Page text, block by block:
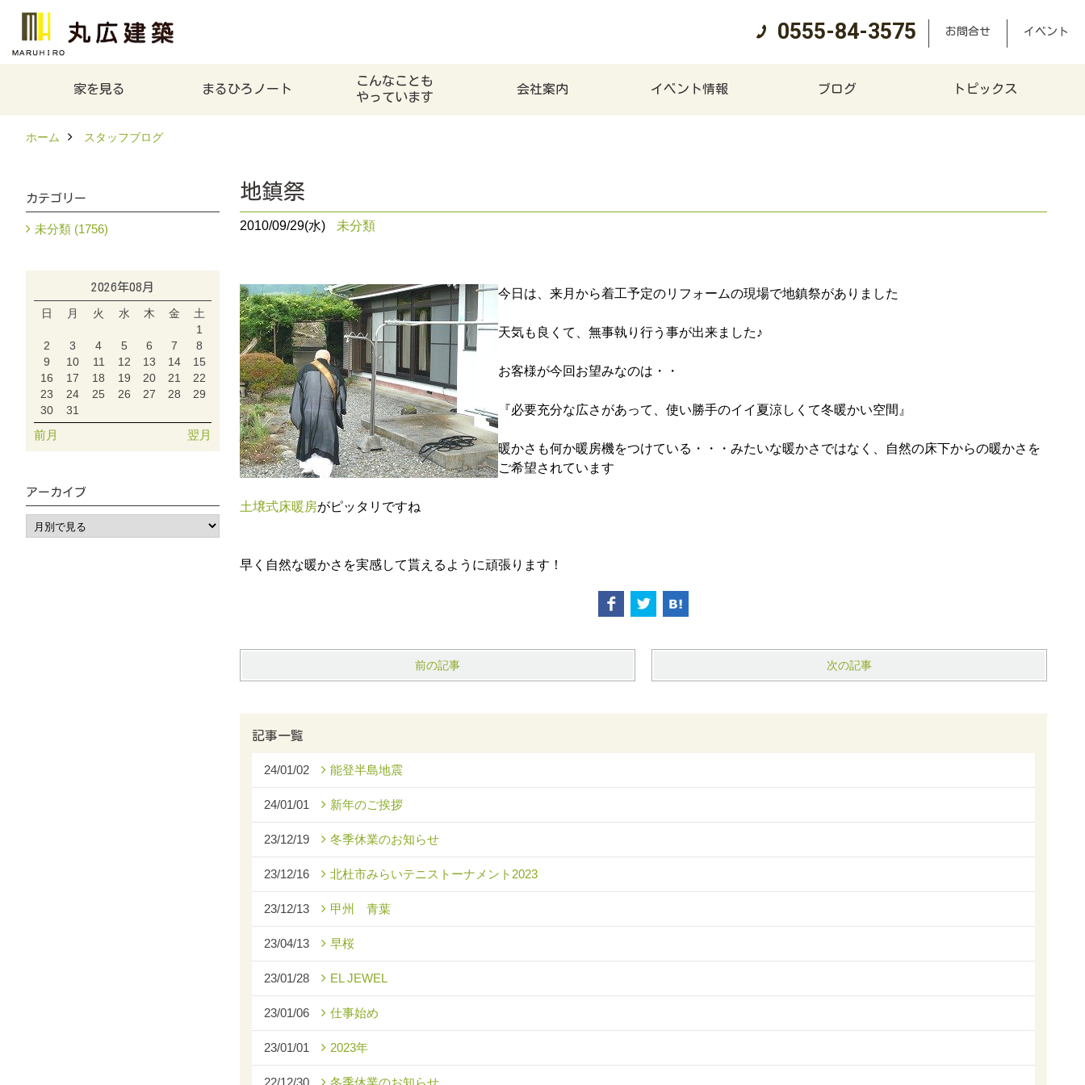
0555-84-3575 お問合せ イベント
家を見る まるひろノート
こんなことも
やっています
会社案内 イベント情報 ブログ トピックス
ホーム スタッフブログ
地鎮祭
2010/09/29(水) 未分類
今日は、来月から着工予定のリフォームの現場で地鎮祭がありました
天気も良くて、無事執り行う事が出来ました♪
お客様が今回お望みなのは・・
『必要充分な広さがあって、使い勝手のイイ夏涼しくて冬暖かい空間』
暖かさも何か暖房機をつけている・・・みたいな暖かさではなく、自然の床下からの暖かさを
ご希望されています
土壌式床暖房がピッタリですね
早く自然な暖かさを実感して貰えるように頑張ります！
前の記事 次の記事
記事一覧
24/01/02 能登半島地震
24/01/01 新年のご挨拶
23/12/19 冬季休業のお知らせ
23/12/16 北杜市みらいテニストーナメント2023
23/12/13 甲州 青葉
23/04/13 早桜
23/01/28 EL JEWEL
23/01/06 仕事始め
23/01/01 2023年
22/12/30 冬季休業のお知らせ
カテゴリー
未分類 (1756)
2026年08月
日 月 火 水 木 金
土
1
2
3 4 5 6 7
8
9
10 11 12 13 14
15
16
17 18 19 20 21
22
23
24 25 26 27 28
29
30
31
前月 翌月
アーカイブ